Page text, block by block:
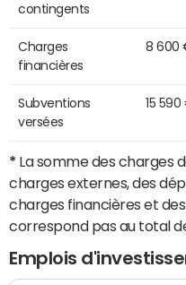
contingents
Charges
financières
8 600
Subventions
versées
15
* La somme des charges
charges externes, des
charges financières et
correspond pas au total
Emplois